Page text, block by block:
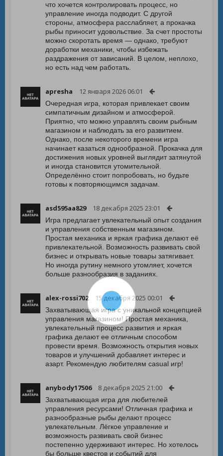
что хочется контролировать процесс, но
управление иногда подводит. С другой
стороны, атмосфера расслабляет, а прокачка
рыбы приносит удовольствие. За счет простоты
можно скоротать время — однако, требуют
доработки механики, чтобы избежать
раздражения от зависаний. В целом, неплохо,
но есть над чем работать.
apresha 12 января 2026 06:01
Очередная игра, которая привлекает своим
симпатичным дизайном и атмосферой.
Приятно, что можно управлять своим рыбным
магазином и наблюдать за его развитием.
Однако, после некоторого времени игра
начинает казаться однообразной. Прокачка для
достижения новых уровней выглядит затянутой
и иногда становится утомительной.
Определённо стоит попробовать, но будьте
готовы к повторяющимся задачам.
asd595aa829 18 декабря 2025 23:01
Игра предлагает увлекательный опыт создания
и управления собственным магазином.
Простая механика и яркая графика делают её
привлекательной. Возможность развивать свой
бизнес и открывать новые товары затягивает.
Но иногда рутину немного утомляет, хочется
больше разнообразия в заданиях.
alex-rossi702 15 декабря 2025 00:01
Захватывающая игра с уникальной концепцией
управления магазином! Простая механика,
увлекательный процесс развития и яркая
графика делают ее отличным способом
провести время. Возможность открытия новых
товаров и улучшений добавляет интерес и
азарт. Рекомендую любителям casual игр!
anybody17506 8 декабря 2025 21:00
Захватывающая игра для любителей
управления ресурсами! Отличная графика и
разнообразные рыбы делают процесс
увлекательным. Лёгкое управление и
возможность развивать свой бизнес
постепенно удерживают интерес. Но хотелось
бы больше квестов и событий для